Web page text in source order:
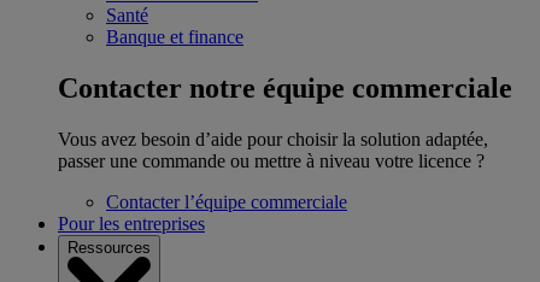
Santé
Banque et finance
Contacter notre équipe commerciale
Vous avez besoin d’aide pour choisir la solution adaptée,
passer une commande ou mettre à niveau votre licence ?
Contacter l’équipe commerciale
Pour les entreprises
Ressources